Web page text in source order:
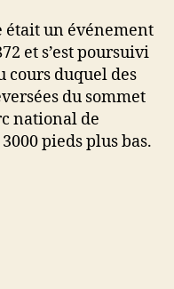
était un événement
et s’est poursuivi
cours duquel des
du sommet
national de
pieds plus bas.